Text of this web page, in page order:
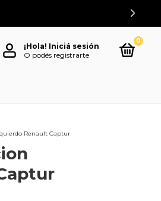
¡Hola! Iniciá sesión
O podés registrarte
0
Renault Captur